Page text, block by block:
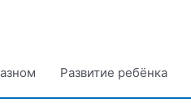
Развитие ребёнка